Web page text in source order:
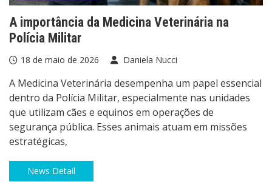
A importância da Medicina Veterinária na
Polícia Militar
18 de maio de 2026 Daniela Nucci
A Medicina Veterinária desempenha um papel essencial
dentro da Polícia Militar, especialmente nas unidades
que utilizam cães e equinos em operações de
segurança pública. Esses animais atuam em missões
estratégicas,
News Detail